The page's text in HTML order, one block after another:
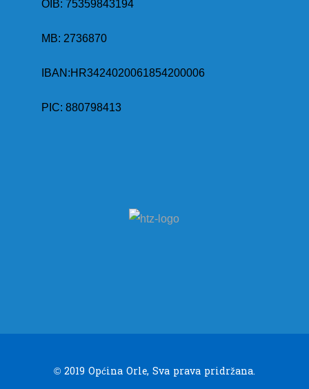
OIB: 75359843194
MB: 2736870
IBAN:HR3424020061854200006
PIC: 880798413
© 2019 Općina Orle, Sva prava pridržana.